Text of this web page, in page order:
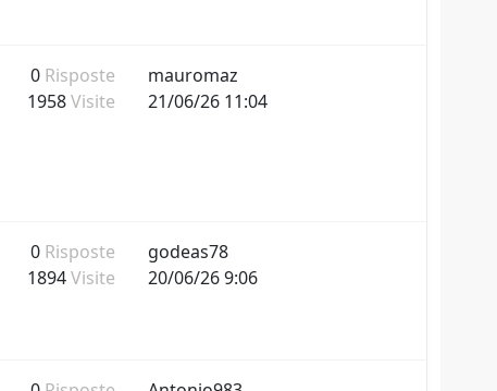
0 Risposte
1958Visite
mauromaz
21/06/26 11:04
0 Risposte
1894Visite
godeas78
20/06/26 9:06